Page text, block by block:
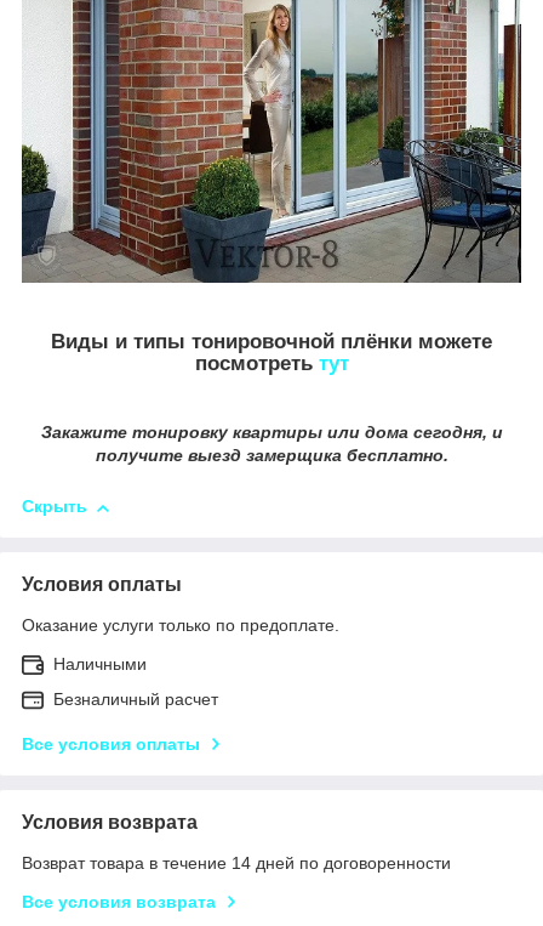
Виды и типы тонировочной плёнки можете
посмотреть тут
Закажите тонировку квартиры или дома сегодня, и
получите выезд замерщика бесплатно.
Скрыть
Условия оплаты
Оказание услуги только по предоплате.
Наличными
Безналичный расчет
Все условия оплаты
Условия возврата
Возврат товара в течение 14 дней по договоренности
Все условия возврата